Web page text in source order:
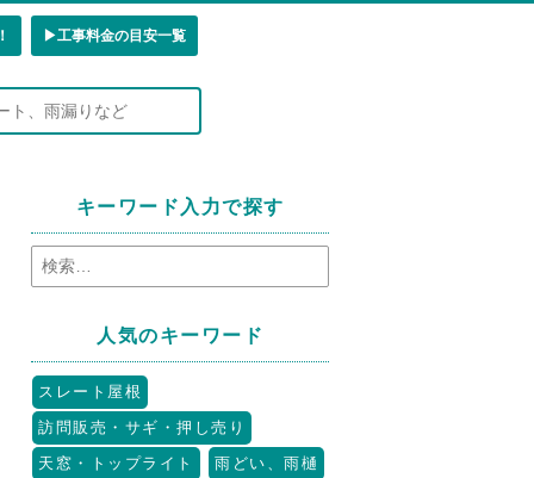
▶︎工事料金の目安一覧
キーワード入力で探す
人気のキーワード
スレート屋根
訪問販売・サギ・押し売り
天窓・トップライト
雨どい、雨樋